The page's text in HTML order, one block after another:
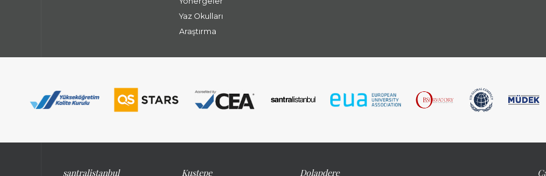
Yaz Okulları
Araştırma
santralistanbul Kuştepe Dolapdere